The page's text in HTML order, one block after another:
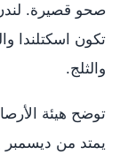
صحو قصيرة. لندن
تكون اسكتلندا
والثلج.
توضح هيئة
يمتد من